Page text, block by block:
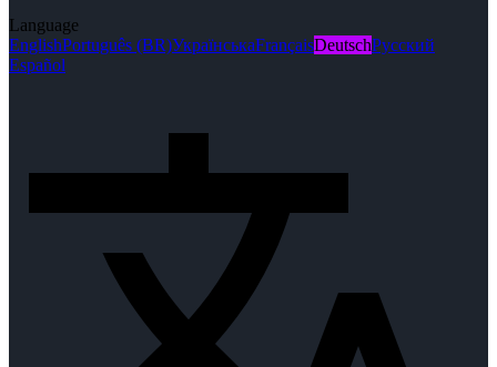
Language
EnglishPortuguês (BR)УкраїнськаFrançaisDeutschРусский
Español